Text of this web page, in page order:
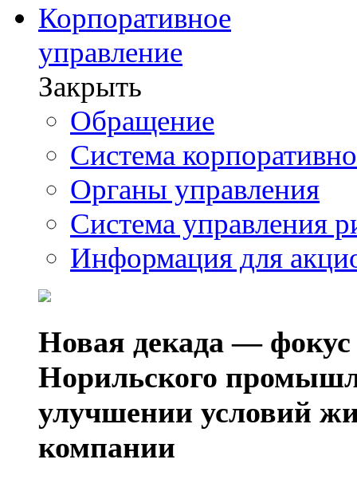
Корпоративное
управление
Закрыть
Обращение
Система
Органы управления
Система управления
Информация для
Новая декада — фокус
Норильского
улучшении условий
компании